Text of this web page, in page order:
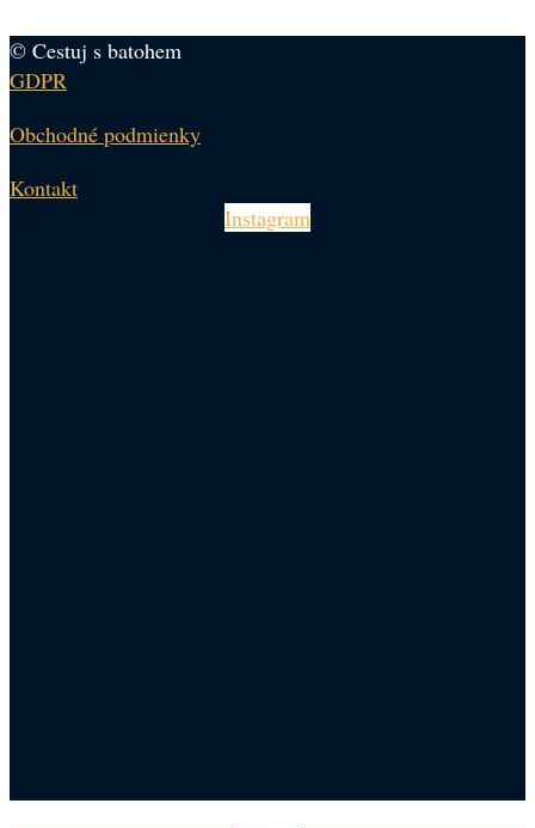
© Cestuj s batohem
GDPR
Obchodné podmienky
Kontakt
Instagram